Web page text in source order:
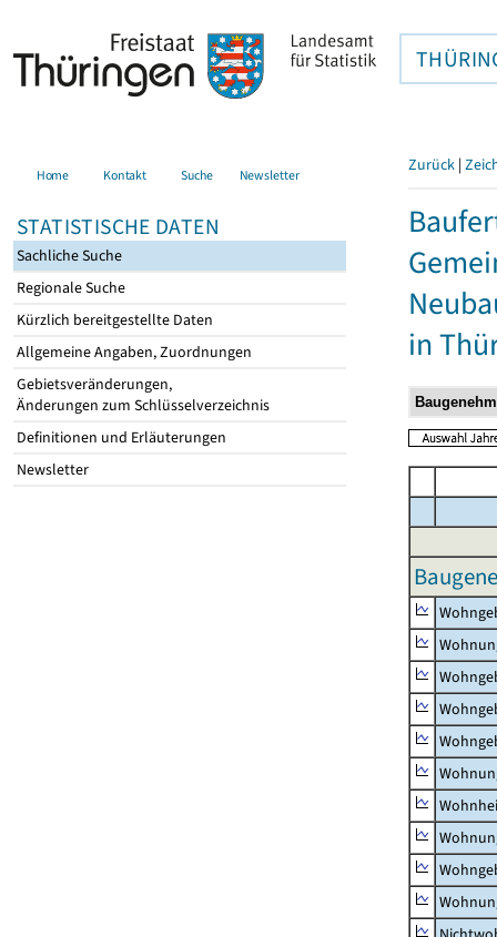
Home Kontakt Suche Newsletter
STATISTISCHE DATEN
Sachliche Suche
Regionale Suche
Kürzlich bereitgestellte Daten
Allgemeine Angaben, Zuordnungen
Gebietsveränderungen,
Änderungen zum Schlüsselverzeichnis
Definitionen und Erläuterungen
Newsletter
Zurück |
in